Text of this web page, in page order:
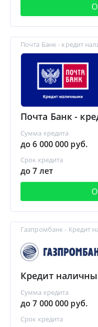
Почта Банк - кредит
Почта Банк -
Сумма кредита
до 6 000 000 руб.
Срок кредита
до 7 лет
Газпромбанк - Кредит
Кредит
Сумма кредита
до 7 000 000 руб.
Срок кредита